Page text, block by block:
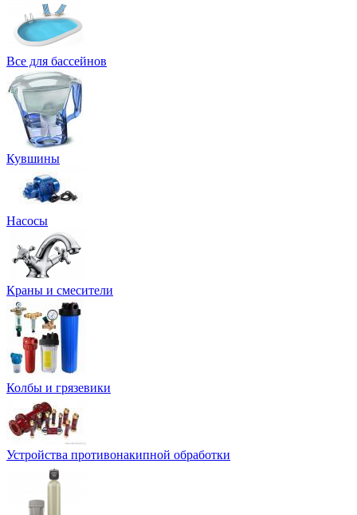
Все для бассейнов
Кувшины
Насосы
Краны и смесители
Колбы и грязевики
Устройства противонакипной обработки